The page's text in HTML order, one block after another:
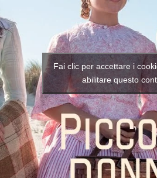
Fai clic per accettare i
abilitare questo